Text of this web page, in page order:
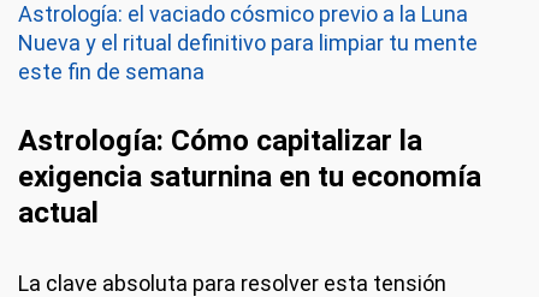
Astrología: el vaciado cósmico previo a la Luna
Nueva y el ritual definitivo para limpiar tu mente
este fin de semana
Astrología: Cómo capitalizar la
exigencia saturnina en tu economía
actual
La clave absoluta para resolver esta tensión